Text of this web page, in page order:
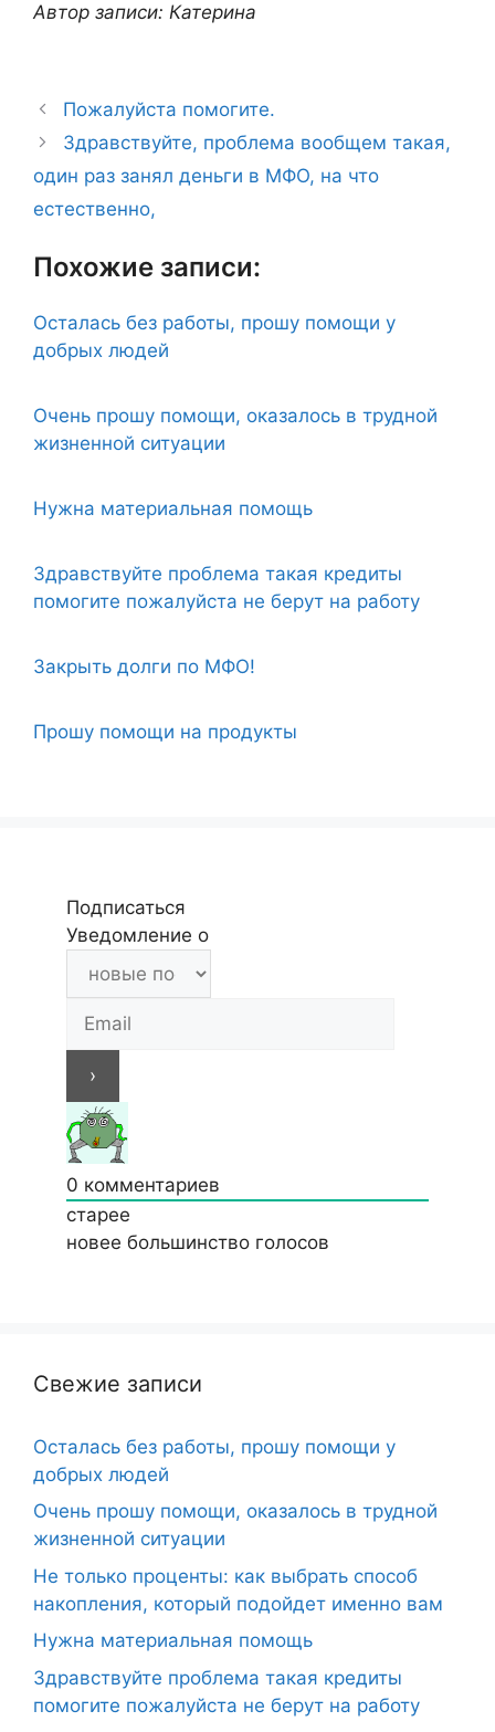
Автор записи: Катерина
Пожалуйста помогите.
Здравствуйте, проблема вообщем такая,
один раз занял деньги в МФО, на что
естественно,
Похожие записи:
Осталась без работы, прошу помощи у
добрых людей
Очень прошу помощи, оказалось в трудной
жизненной ситуации
Нужна материальная помощь
Здравствуйте проблема такая кредиты
помогите пожалуйста не берут на работу
Закрыть долги по МФО!
Прошу помощи на продукты
Подписаться
Уведомление о
0 комментариев
старее
новее большинство голосов
Свежие записи
Осталась без работы, прошу помощи у
добрых людей
Очень прошу помощи, оказалось в трудной
жизненной ситуации
Не только проценты: как выбрать способ
накопления, который подойдет именно вам
Нужна материальная помощь
Здравствуйте проблема такая кредиты
помогите пожалуйста не берут на работу